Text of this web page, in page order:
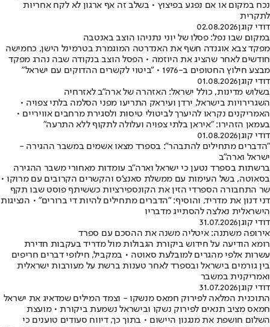
נכח במקום או אם נפגע בפיצוץ • בשלב זה אף ארגון לא לקח אחריות
לתקרית
דודי קוגן02.08.2026
במקום שבו נפל: פסלו של יוני נתניהו הוצב באנטבה
מפקד צבא אוגנדה חשף את האנדרטה המוגמרת בטרמינל הישן, כחמישה
חודשים לאחר שהציג את היוזמה • הפסל הוצב בנקודה שבה נהרג מפקד
מבצע חילוץ החטופים ב-1976 • ״ביטוי לקשרים ההדוקים עם ישראל״
דודי קוגן01.08.2026
בשלוש מדינות, כולל ישראל: האזהרה של ארה"ב לאזרחיה
השגרירויות בישראל, ירדן ועיראק התריעו מפני הסלמה בלתי צפויה •
האמריקנים נקראו להיערך לביטולי טיסות ולסגירת מרחבים אוויריים •
בעמאן הזהירו: "איראן בלתי צפויה ועלולה לתקוף ללא התרעה"
דודי קוגן01.08.2026
"הדברים מתחילים להתבהר": בספרד מצאו אשמים במשבר ההגירה -
ישראל וארה"ב
ברשתות בספרד נטען כי ישראל וארה"ב עומדות מאחורי משבר ההגירה
בסאוטה, בשל העימות עם ממשלת סאנצ'ס והקשרים הקרובים עם מרוקו •
שר התחבורה הספרדי הזין את הקונספירציות כששיתף פוסט שבו תקף
דני דנון את מדריד, והוסיף: "הדברים מתחילים להיות די ברורים" • הנציגות
הישראלית נאלצה להסתייג מדבריו
דודי קוגן31.07.2026
אירופה משתנה: איטליה משנה את ההסכם עם ספרד
רומא הודיעה על חידוש ביקורת הגבולות מול מדריד בעקבות חדירת
עשרות אלפי מהגרים למובלעת סאוטה • במקביל, חילופי דברים חריפים
בין גורמים בישראל ובספרד לאחר טענות ברשת על מעורבות ישראלית
ואמריקנית במשבר
דודי קוגן31.07.2026
התוכנית המלאה לפירוק חמאס מנשקו - וצמד המילים שמדאיג את ישראל
חמאס מציב תנאים לפירוק נשקו ובישראל נשמעת ביקורת • מועצת
השלום חושפת את מנגנון היישום • בתוך כך, דיווח סעודים טוענים כי